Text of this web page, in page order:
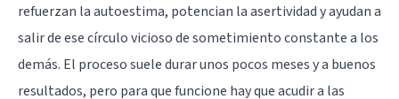
refuerzan la autoestima, potencian la asertividad y ayudan a
salir de ese círculo vicioso de sometimiento constante a los
demás. El proceso suele durar unos pocos meses y a buenos
resultados, pero para que funcione hay que acudir a las